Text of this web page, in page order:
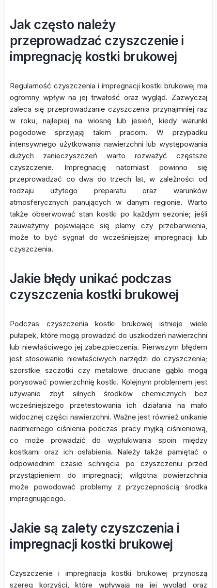
Jak często należy
przeprowadzać czyszczenie i
impregnację kostki brukowej
Regularność czyszczenia i impregnacji kostki brukowej ma
ogromny wpływ na jej trwałość oraz wygląd. Zazwyczaj
zaleca się przeprowadzanie czyszczenia przynajmniej raz
w roku, najlepiej na wiosnę lub jesień, kiedy warunki
pogodowe sprzyjają takim pracom. W przypadku
intensywnego użytkowania nawierzchni lub występowania
dużych zanieczyszczeń warto rozważyć częstsze
czyszczenie. Impregnację natomiast powinno się
przeprowadzać co dwa do trzech lat, w zależności od
rodzaju użytego preparatu oraz warunków
atmosferycznych panujących w danym regionie. Warto
także obserwować stan kostki po każdym sezonie; jeśli
zauważymy pojawiające się plamy czy przebarwienia,
może to być sygnał do wcześniejszej impregnacji lub
czyszczenia.
Jakie błędy unikać podczas
czyszczenia kostki brukowej
Podczas czyszczenia kostki brukowej istnieje wiele
pułapek, które mogą prowadzić do uszkodzeń nawierzchni
lub niewłaściwego jej zabezpieczenia. Pierwszym błędem
jest stosowanie niewłaściwych narzędzi do czyszczenia;
szorstkie szczotki czy metalowe druciane gąbki mogą
porysować powierzchnię kostki. Kolejnym problemem jest
używanie zbyt silnych środków chemicznych bez
wcześniejszego przetestowania ich działania na mało
widocznej części nawierzchni. Ważne jest również unikanie
nadmiernego ciśnienia podczas pracy myjką ciśnieniową,
co może prowadzić do wypłukiwania spoin między
kostkami oraz ich osłabienia. Należy także pamiętać o
odpowiednim czasie schnięcia po czyszczeniu przed
przystąpieniem do impregnacji; wilgotna powierzchnia
może powodować problemy z przyczepnością środka
impregnującego.
Jakie są zalety czyszczenia i
impregnacji kostki brukowej
Czyszczenie i impregnacja kostki brukowej przynoszą
szereg korzyści, które wpływają na jej wygląd oraz